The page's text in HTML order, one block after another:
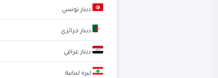
دينار تونسي
دينار جزائري
دينار عراقي
ليرة لبنانية